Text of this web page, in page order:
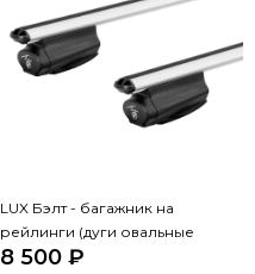
LUX Бэлт - багажник на
рейлинги (дуги овальные
серые, 1,2м)
8 500 ₽